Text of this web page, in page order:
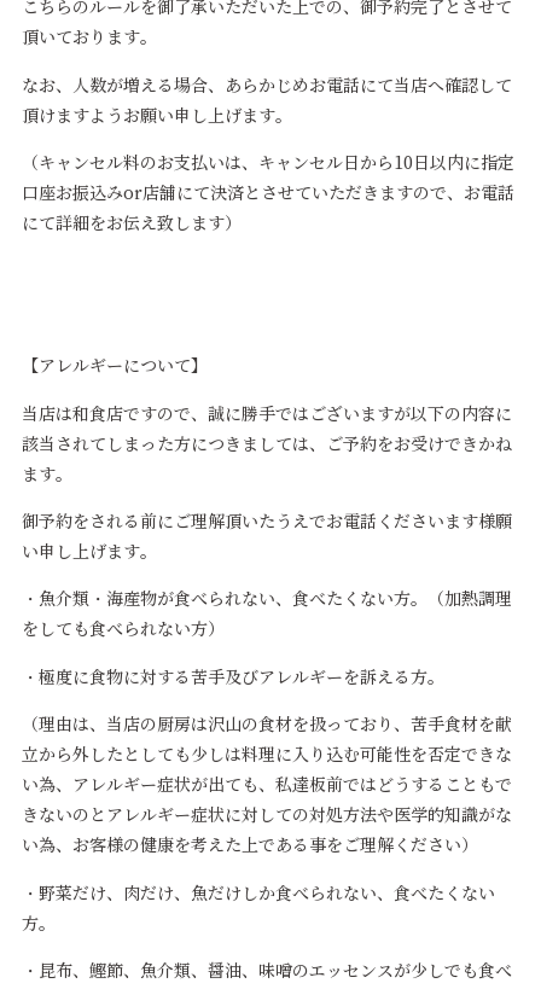
こちらのルールを御了承いただいた上での、御予約完了とさせて
頂いております。
なお、人数が増える場合、あらかじめお電話にて当店へ確認して
頂けますようお願い申し上げます。
（キャンセル料のお支払いは、キャンセル日から10日以内に指定
口座お振込みor店舗にて決済とさせていただきますので、お電話
にて詳細をお伝え致します）
【アレルギーについて】
当店は和食店ですので、誠に勝手ではございますが以下の内容に
該当されてしまった方につきましては、ご予約をお受けできかね
ます。
御予約をされる前にご理解頂いたうえでお電話くださいます様願
い申し上げます。
・魚介類・海産物が食べられない、食べたくない方。（加熱調理
をしても食べられない方）
・極度に食物に対する苦手及びアレルギーを訴える方。
（理由は、当店の厨房は沢山の食材を扱っており、苦手食材を献
立から外したとしても少しは料理に入り込む可能性を否定できな
い為、アレルギー症状が出ても、私達板前ではどうすることもで
きないのとアレルギー症状に対しての対処方法や医学的知識がな
い為、お客様の健康を考えた上である事をご理解ください）
・野菜だけ、肉だけ、魚だけしか食べられない、食べたくない
方。
・昆布、鰹節、魚介類、醤油、味噌のエッセンスが少しでも食べ